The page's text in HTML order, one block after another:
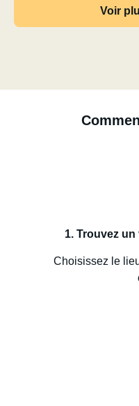
Voir
1. Trouvez
Choisissez le